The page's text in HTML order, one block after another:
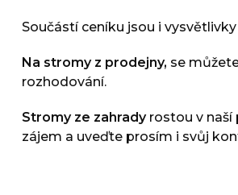
Součástí ceníku jsou i
Na stromy z prodejny, se
rozhodování.
Stromy ze zahradyrostou v naší
zájem a uveďte prosím i svůj